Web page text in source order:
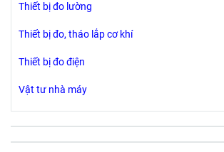
Thiết bị đo lường
Thiết bị đo, tháo lắp cơ khí
Thiết bị đo điện
Vật tư nhà máy